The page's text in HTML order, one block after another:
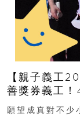
【親子義工
善獎券義工
新界
願望成真對不少